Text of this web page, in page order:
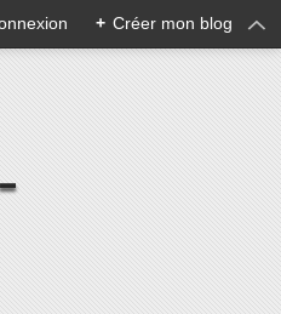
+ Créer mon blog